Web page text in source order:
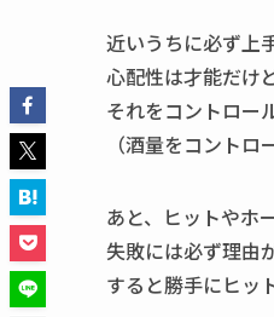
近いうちに必ず上
心配性は才能だけ
それをコントロー
（酒量をコントロ
あと、ヒットやホ
失敗には必ず理由
すると勝手にヒッ